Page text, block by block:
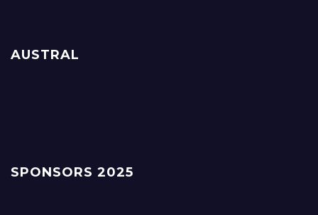
AUSTRAL
SPONSORS 2025